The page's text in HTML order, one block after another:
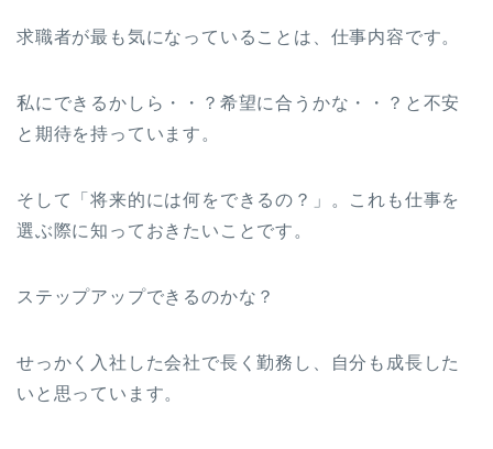
求職者が最も気になっていることは、仕事内容です。
私にできるかしら・・？希望に合うかな・・？と不安
と期待を持っています。
そして「将来的には何をできるの？」。これも仕事を
選ぶ際に知っておきたいことです。
ステップアップできるのかな？
せっかく入社した会社で長く勤務し、自分も成長した
いと思っています。